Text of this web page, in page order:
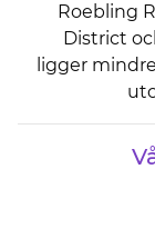
Roebling
District
ligger